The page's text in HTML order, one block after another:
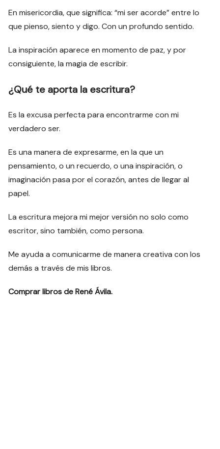
En misericordia, que significa: “mi ser acorde” entre lo
que pienso, siento y digo. Con un profundo sentido.
La inspiración aparece en momento de paz, y por
consiguiente, la magia de escribir.
¿Qué te aporta la escritura?
Es la excusa perfecta para encontrarme con mi
verdadero ser.
Es una manera de expresarme, en la que un
pensamiento, o un recuerdo, o una inspiración, o
imaginación pasa por el corazón, antes de llegar al
papel.
La escritura mejora mi mejor versión no solo como
escritor, sino también, como persona.
Me ayuda a comunicarme de manera creativa con los
demás a través de mis libros.
Comprar libros de René Ávila.